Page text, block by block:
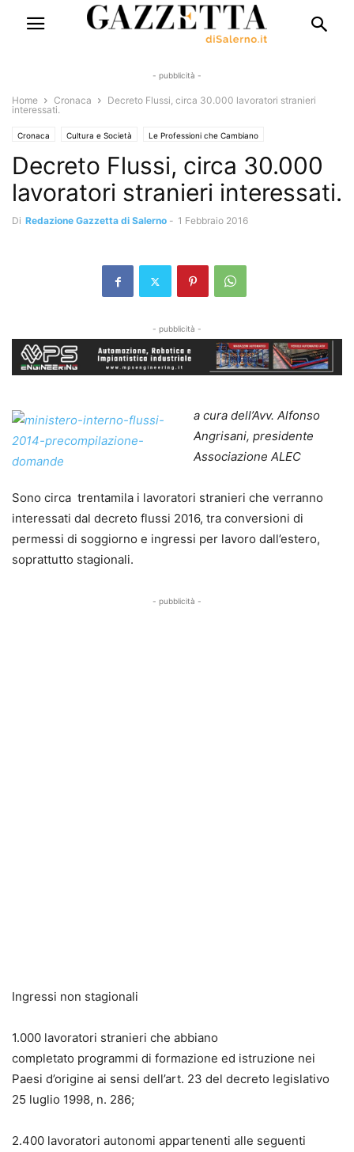
- pubblicità -
Home Cronaca
Decreto Flussi, circa 30.000 lavoratori stranieri
interessati.
Cronaca Cultura e Società Le Professioni che Cambiano
Decreto Flussi, circa 30.000
lavoratori stranieri interessati.
Di Redazione Gazzetta di Salerno - 1 Febbraio 2016
- pubblicità -
a cura dell’Avv. Alfonso
Angrisani, presidente
Associazione ALEC
Sono circa trentamila i lavoratori stranieri che verranno
interessati dal decreto flussi 2016, tra conversioni di
permessi di soggiorno e ingressi per lavoro dall’estero,
soprattutto stagionali.
- pubblicità -
Ingressi non stagionali
1.000 lavoratori stranieri che abbiano
completato programmi di formazione ed istruzione nei
Paesi d’origine ai sensi dell’art. 23 del decreto legislativo
25 luglio 1998, n. 286;
2.400 lavoratori autonomi appartenenti alle seguenti